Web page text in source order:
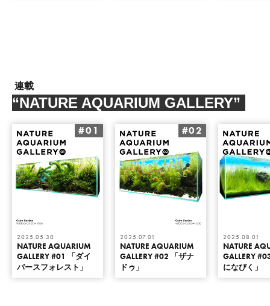
連載
“NATURE AQUARIUM GALLERY”
#01
2025.05.30
NATURE AQUARIUM
GALLERY #01 「ダイ
バースフォレスト」
#02
2025.07.01
NATURE AQUARIUM
GALLERY #02 「ザナ
ドゥ」
2025.08.01
NATURE
GALLERY
になびく」